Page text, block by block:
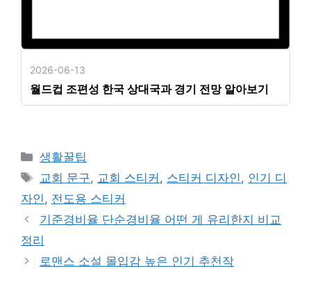
2026-06-13
월드컵 조편성 한국 상대국과 경기 전망 알아보기
카
테
리
생활꿀팁
태
그
교회 문구, 교회 스티커 , 스티커 디자인, 인기 디
자인, 전도용 스티커
기준경비율 단순경비율 어떤 게 유리한지 비교
정리
로맨스 소설 몰입감 높은 인기 추천작